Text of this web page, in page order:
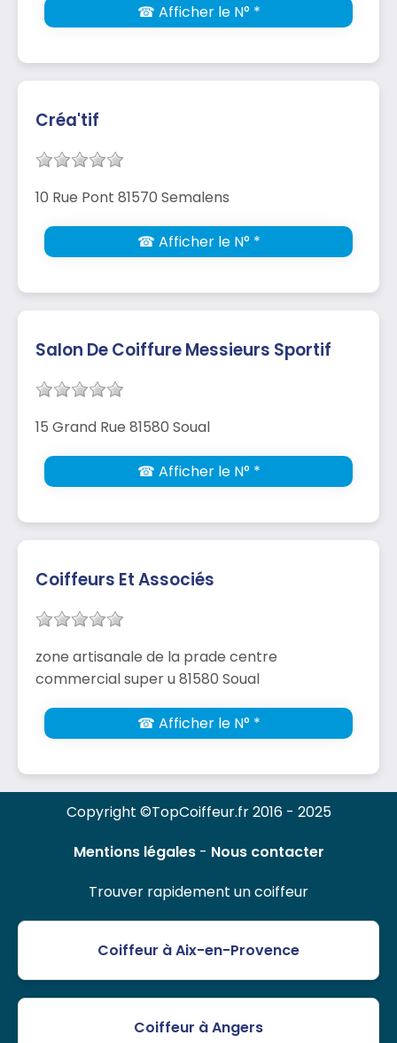
☎ Afficher le N° *
Créa'tif
10 Rue Pont 81570 Semalens
☎ Afficher le N° *
Salon De Coiffure Messieurs Sportif
15 Grand Rue 81580 Soual
☎ Afficher le N° *
Coiffeurs Et Associés
zone artisanale de la prade centre
commercial super u 81580 Soual
☎ Afficher le N° *
Copyright ©TopCoiffeur.fr 2016 - 2025
Mentions légales- Nous contacter
Trouver rapidement un coiffeur
Coiffeur à Aix-en-Provence
Coiffeur à Angers